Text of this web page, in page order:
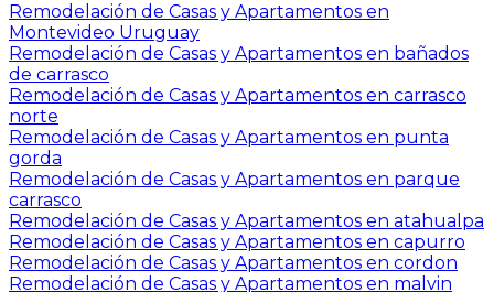
Remodelación de Casas y Apartamentos en
Montevideo Uruguay
Remodelación de Casas y Apartamentos en bañados
de carrasco
Remodelación de Casas y Apartamentos en carrasco
norte
Remodelación de Casas y Apartamentos en punta
gorda
Remodelación de Casas y Apartamentos en parque
carrasco
Remodelación de Casas y Apartamentos en atahualpa
Remodelación de Casas y Apartamentos en capurro
Remodelación de Casas y Apartamentos en cordon
Remodelación de Casas y Apartamentos en malvin